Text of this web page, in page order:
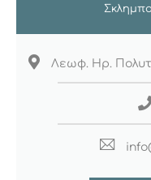
Λεωφ. Ηρ.